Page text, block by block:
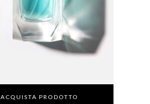
ACQUISTA PRODOTTO